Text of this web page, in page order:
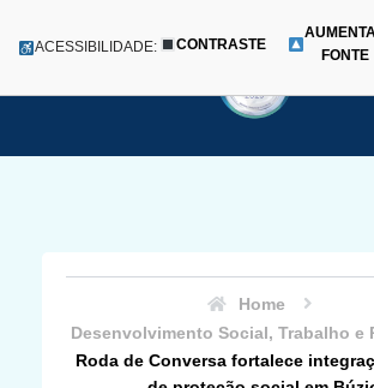
para
ACESSIBILIDADE: CONTRASTE
FONTE
Home
Desenvolvimento Social, Trabalho e
Roda de Conversa fortalece